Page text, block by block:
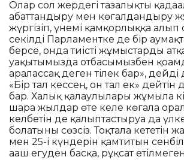
Олар сол жердегі тазалықты
абаттандыру мен көгалдандыру
жүргізіп, үнемі қамқорлыққа
секілді Парламентке де бір
берсе, онда тиісті жұмыстарды
уақытымызда отбасымызбен
аралассақ деген тілек бар», дейді
«Бір тал кессең, он тал ек» дейтін
бар. Халық қалаулылары жұмыла
шара жылдар өте келе көгалға
келбетін де қалыптастыруға да
болатыны сөзсіз. Тоқтала кететін
мен 25-і күндерін қамтитын
ағаш егуден басқа, рұқсат